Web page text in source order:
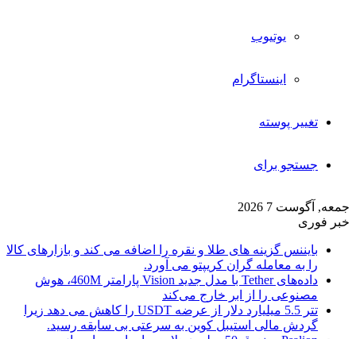
یوتیوب
اینستاگرام
تغییر پوسته
جستجو برای
جمعه, آگوست 7 2026
خبر فوری
بایننس گزینه های طلا و نقره را اضافه می کند و بازارهای کالا
را به معامله گران کریپتو می آورد.
داده‌های Tether با مدل جدید Vision پارامتر 460M، هوش
مصنوعی را از ابر خارج می‌کند
تتر 5.5 میلیارد دلار از عرضه USDT را کاهش می دهد زیرا
گردش مالی استیبل کوین به سرعتی بی سابقه رسید.